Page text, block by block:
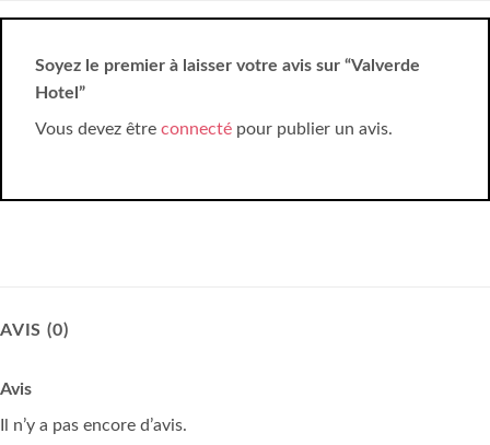
Soyez le premier à laisser votre avis sur “Valverde
Hotel”
Vous devez être connecté pour publier un avis.
AVIS (0)
Avis
Il n’y a pas encore d’avis.